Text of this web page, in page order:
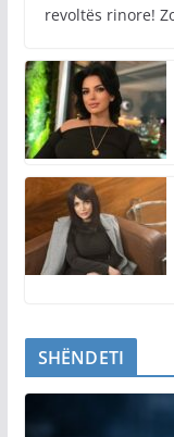
revoltës rinore!
SHËNDETI